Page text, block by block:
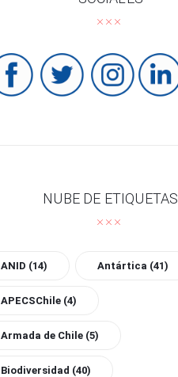
NUBE DE ETIQUETAS
ANID (14) Antártica (41)
APECSChile (4)
Armada de Chile (5)
Biodiversidad (40)